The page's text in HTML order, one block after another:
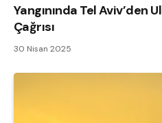
Yangınında Tel Aviv’den
Çağrısı
30 Nisan 2025